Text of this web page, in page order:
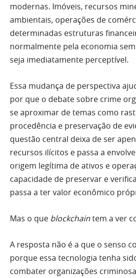
modernas. Imóveis, recursos
ambientais, operações de
determinadas estruturas
normalmente pela economia
seja imediatamente perceptível.
Essa mudança de perspectiva
por que o debate sobre crime
se aproximar de temas como
procedência e preservação de
questão central deixa de ser
recursos ilícitos e passa a
origem legítima de ativos e
capacidade de preservar e
passa a ter valor econômico
Mas o que blockchaintem a ver
A resposta não é a que o senso
porque essa tecnologia tenha
combater organizações